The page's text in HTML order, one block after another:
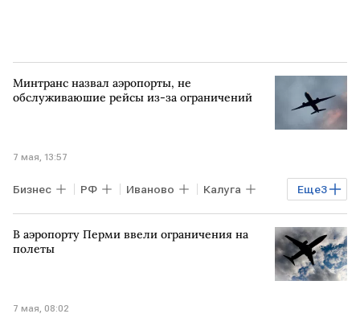
Минтранс назвал аэропорты, не
обслуживаюшие рейсы из-за ограничений
7 мая, 13:57
Еще3
Бизнес РФ Иваново Калуга
аэропорт Внуково РОССИЯ
Воздушный транспорт
В аэропорту Перми ввели ограничения на
полеты
7 мая, 08:02